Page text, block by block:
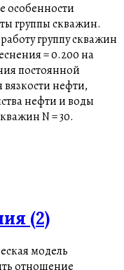
особенности
группы скважин.
группу скважин
= 0.200 на
постоянной
нефти,
нефти и воды
N = 30.
(2)
модель
отношение